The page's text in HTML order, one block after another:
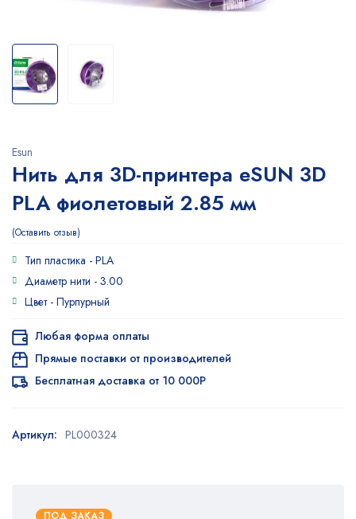
Esun
Нить для 3D-принтера eSUN 3D
PLA фиолетовый 2.85 мм
Оставить отзыв
Тип пластика - PLA
Диаметр нити - 3.00
Цвет - Пурпурный
ПОД ЗАКАЗ
Любая форма оплаты
Прямые поставки от производителей
Бесплатная доставка от 10 000Р
Артикул: PL000324